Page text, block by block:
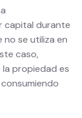
capital durante
se utiliza en
caso,
propiedad es